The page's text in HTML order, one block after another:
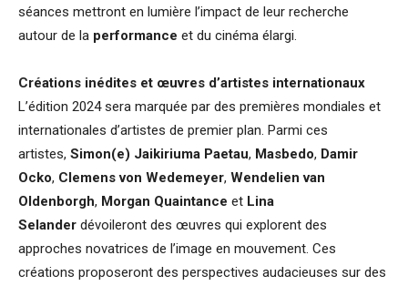
séances mettront en lumière l’impact de leur recherche
autour de la performance et du cinéma élargi.
Créations inédites et œuvres d’artistes internationaux
L’édition 2024 sera marquée par des premières mondiales et
internationales d’artistes de premier plan. Parmi ces
artistes, Simon(e) Jaikiriuma Paetau, Masbedo, Damir
Ocko, Clemens von Wedemeyer, Wendelien van
Oldenborgh, Morgan Quaintance et Lina
Selander dévoileront des œuvres qui explorent des
approches novatrices de l’image en mouvement. Ces
créations proposeront des perspectives audacieuses sur des